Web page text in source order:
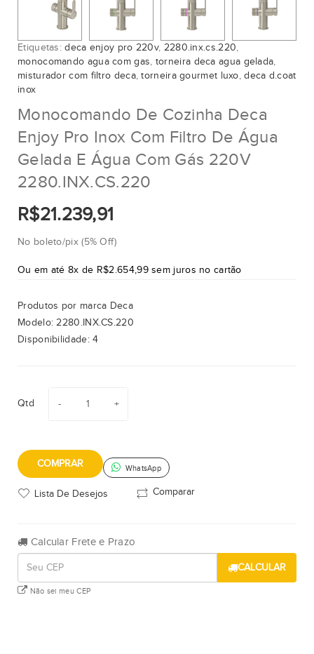
Etiquetas:deca enjoy pro 220v, 2280.inx.cs.220,
monocomando agua com gas, torneira deca agua gelada,
misturador com filtro deca,torneira gourmet luxo,deca d.coat
inox
Monocomando De Cozinha Deca
Enjoy Pro Inox Com Filtro De Água
Gelada E Água Com Gás 220V
2280.INX.CS.220
R$21.239,91
No boleto/pix (5% Off)
Ou em até 8x de R$2.654,99 sem juros no cartão
Produtos por marca Deca
Modelo:2280.INX.CS.220
Disponibilidade:4
Qtd
COMPRAR WhatsApp
Lista De Desejos Comparar
Calcular Frete e Prazo
CALCULAR
Não sei meu CEP